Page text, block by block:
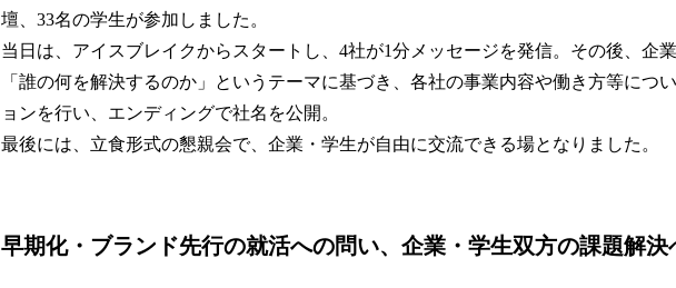
壇、33名の学生が参加しました。
当日は、アイスブレイクからスタートし、4社が1分メッセージを発信。その後、企
「誰の何を解決するのか」というテーマに基づき、各社の事業内容や働き方等につ
ョンを行い、エンディングで社名を公開。
最後には、立食形式の懇親会で、企業・学生が自由に交流できる場となりました。
早期化・ブランド先行の就活への問い、企業・学生双方の課題解決